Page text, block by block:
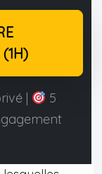
(1H)
|
5